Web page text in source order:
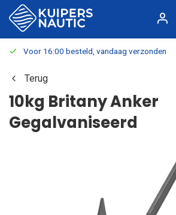
Voor 16:00 besteld, vandaag verzonden
Terug
10kg Britany Anker
Gegalvaniseerd